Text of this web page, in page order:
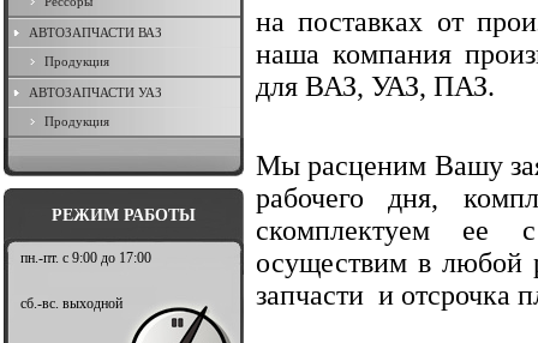
на поставках от
наша компания
для ВАЗ, УАЗ, ПАЗ.
Мы расценим Вашу
рабочего дня,
скомплектуем ее
осуществим в любой
запчасти и отсрочка
АВТОЗАПЧАСТИ ВАЗ
Продукция
АВТОЗАПЧАСТИ УАЗ
Продукция
РЕЖИМ РАБОТЫ
пн.-пт. с 9:00 до 17:00
сб.-вс. выходной